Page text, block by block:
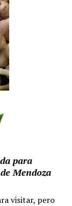
para
Mendoza
visitar, pero